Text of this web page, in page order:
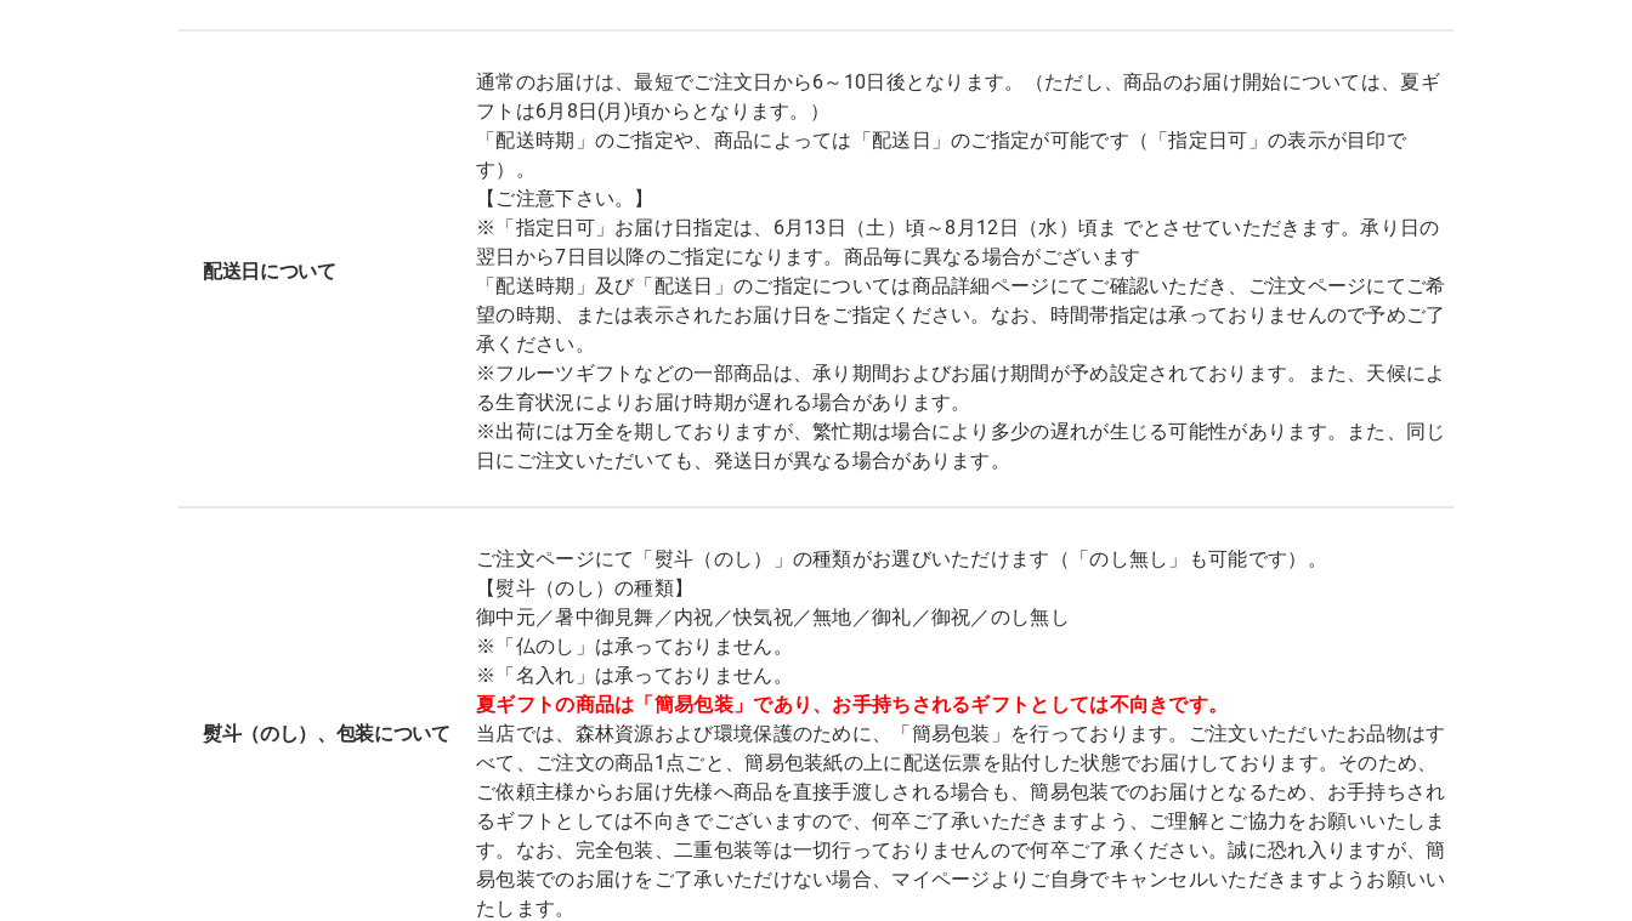
配送日について
通常のお届けは、最短でご注文日から6～10日後となります。（ただし、商品のお届け開始については、夏ギ
フトは6月8日(月)頃からとなります。）
「配送時期」のご指定や、商品によっては「配送日」のご指定が可能です（「指定日可」の表示が目印で
す）。
【ご注意下さい。】
※「指定日可」お届け日指定は、6月13日（土）頃～8月12日（水）頃ま でとさせていただきます。承り日の
翌日から7日目以降のご指定になります。商品毎に異なる場合がございます
「配送時期」及び「配送日」のご指定については商品詳細ページにてご確認いただき、ご注文ページにてご希
望の時期、または表示されたお届け日をご指定ください。なお、時間帯指定は承っておりませんので予めご了
承ください。
※フルーツギフトなどの一部商品は、承り期間およびお届け期間が予め設定されております。また、天候によ
る生育状況によりお届け時期が遅れる場合があります。
※出荷には万全を期しておりますが、繁忙期は場合により多少の遅れが生じる可能性があります。また、同じ
日にご注文いただいても、発送日が異なる場合があります。
熨斗（のし）、包装について
ご注文ページにて「熨斗（のし）」の種類がお選びいただけます（「のし無し」も可能です）。
【熨斗（のし）の種類】
御中元／暑中御見舞／内祝／快気祝／無地／御礼／御祝／のし無し
※「仏のし」は承っておりません。
※「名入れ」は承っておりません。
夏ギフトの商品は「簡易包装」であり、お手持ちされるギフトとしては不向きです。
当店では、森林資源および環境保護のために、「簡易包装」を行っております。ご注文いただいたお品物はす
べて、ご注文の商品1点ごと、簡易包装紙の上に配送伝票を貼付した状態でお届けしております。そのため、
ご依頼主様からお届け先様へ商品を直接手渡しされる場合も、簡易包装でのお届けとなるため、お手持ちされ
るギフトとしては不向きでございますので、何卒ご了承いただきますよう、ご理解とご協力をお願いいたしま
す。なお、完全包装、二重包装等は一切行っておりませんので何卒ご了承ください。誠に恐れ入りますが、簡
易包装でのお届けをご了承いただけない場合、マイページよりご自身でキャンセルいただきますようお願いい
たします。